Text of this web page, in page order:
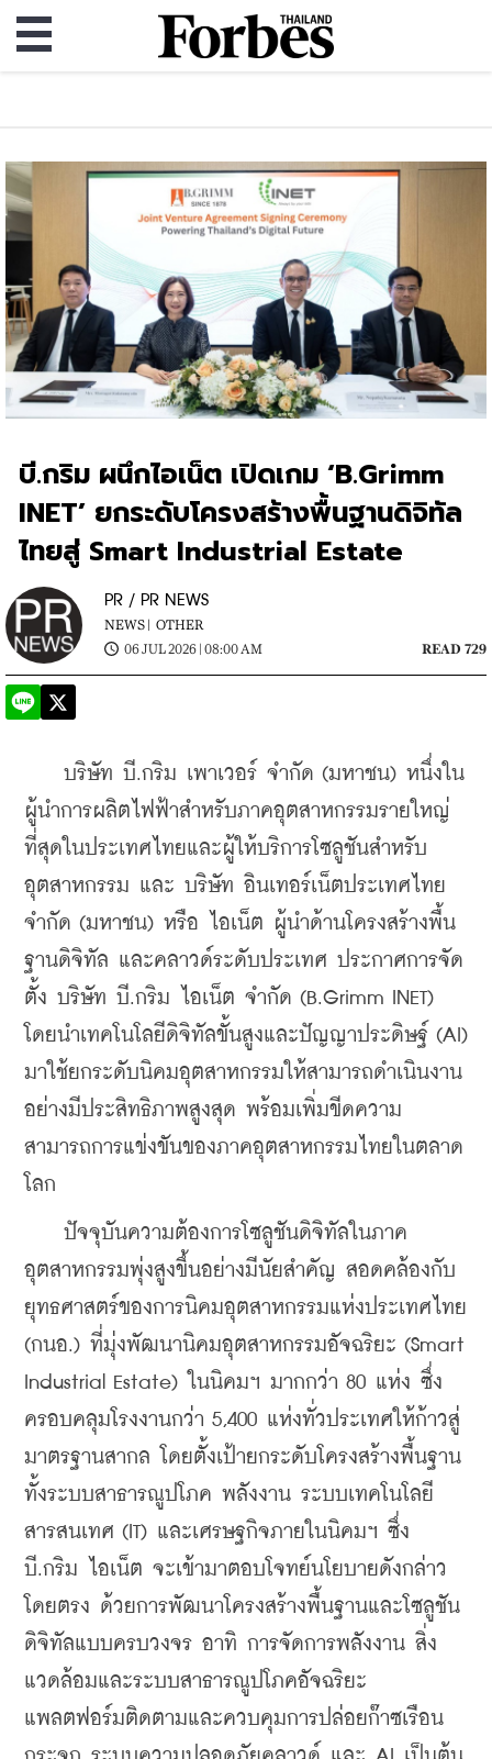
บี.กริม ผนึกไอเน็ต เปิดเกม ‘B.Grimm
INET’ ยกระดับโครงสร้างพื้นฐานดิจิทัล
ไทยสู่ Smart Industrial Estate
PR / PR NEWS
NEWS | OTHER
06 JUL 2026 | 08:00 AM
READ 729
บริษัท บี.กริม เพาเวอร์ จำกัด (มหาชน) หนึ่งใน
ผู้นำการผลิตไฟฟ้าสำหรับภาคอุตสาหกรรมรายใหญ่
ที่สุดในประเทศไทยและผู้ให้บริการโซลูชันสำหรับ
อุตสาหกรรม และ บริษัท อินเทอร์เน็ตประเทศไทย
จำกัด (มหาชน) หรือ ไอเน็ต ผู้นำด้านโครงสร้างพื้น
ฐานดิจิทัล และคลาวด์ระดับประเทศ ประกาศการจัด
ตั้ง บริษัท บี.กริม ไอเน็ต จำกัด (B.Grimm INET)
โดยนำเทคโนโลยีดิจิทัลขั้นสูงและปัญญาประดิษฐ์ (AI)
มาใช้ยกระดับนิคมอุตสาหกรรมให้สามารถดำเนินงาน
อย่างมีประสิทธิภาพสูงสุด พร้อมเพิ่มขีดความ
สามารถการแข่งขันของภาคอุตสาหกรรมไทยในตลาด
โลก
ปัจจุบันความต้องการโซลูชันดิจิทัลในภาค
อุตสาหกรรมพุ่งสูงขึ้นอย่างมีนัยสำคัญ สอดคล้องกับ
ยุทธศาสตร์ของการนิคมอุตสาหกรรมแห่งประเทศไทย
(กนอ.) ที่มุ่งพัฒนานิคมอุตสาหกรรมอัจฉริยะ (Smart
Industrial Estate) ในนิคมฯ มากกว่า 80 แห่ง ซึ่ง
ครอบคลุมโรงงานกว่า 5,400 แห่งทั่วประเทศให้ก้าวสู่
มาตรฐานสากล โดยตั้งเป้ายกระดับโครงสร้างพื้นฐาน
ทั้งระบบสาธารณูปโภค พลังงาน ระบบเทคโนโลยี
สารสนเทศ (IT) และเศรษฐกิจภายในนิคมฯ ซึ่ง
บี.กริม ไอเน็ต จะเข้ามาตอบโจทย์นโยบายดังกล่าว
โดยตรง ด้วยการพัฒนาโครงสร้างพื้นฐานและโซลูชัน
ดิจิทัลแบบครบวงจร อาทิ การจัดการพลังงาน สิ่ง
แวดล้อมและระบบสาธารณูปโภคอัจฉริยะ
แพลตฟอร์มติดตามและควบคุมการปล่อยก๊าซเรือน